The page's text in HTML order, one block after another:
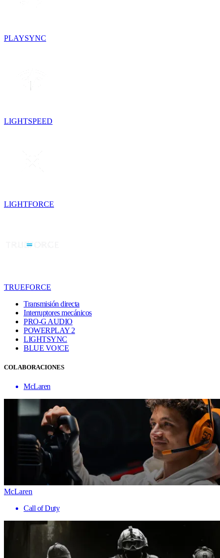
PLAYSYNC
LIGHTSPEED
LIGHTFORCE
TRUEFORCE
Transmisión directa
Interruptores mecánicos
PRO-G AUDIO
POWERPLAY 2
LIGHTSYNC
BLUE VO!CE
COLABORACIONES
McLaren
McLaren
Call of Duty